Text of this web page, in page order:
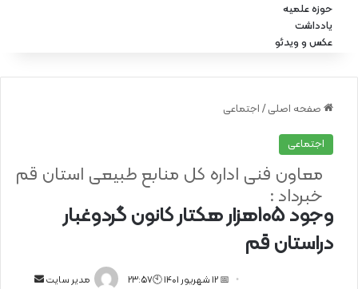
حوزه علمیه
یادداشت
عکس و ویدئو
صفحه اصلی / اجتماعی
اجتماعی
وجود 105هزار هکتار کانون گردوغبار
دراستان قم
معاون فنی اداره کل منابع طبیعی استان قم
خبرداد :
مدیر سایت
📅 12 شهریور 1401 🕙23:57